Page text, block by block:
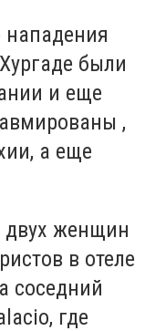
нападения
были
и еще
,
а еще
женщин
в отеле
соседний
где